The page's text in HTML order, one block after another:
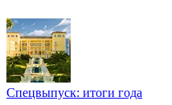
Спецвыпуск: итоги года